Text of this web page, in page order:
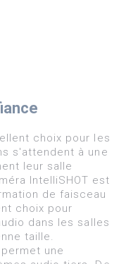
choix pour les
s'attendent à une
leur salle
IntelliSHOT est
de faisceau
choix pour
dans les salles
taille.
une